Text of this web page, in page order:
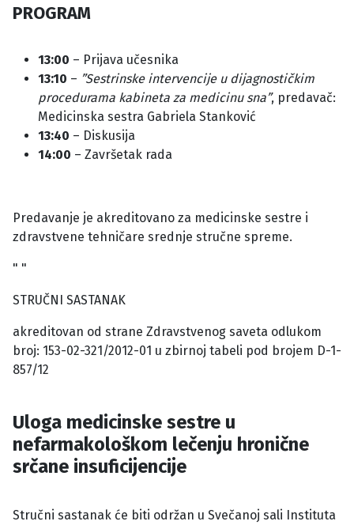
PROGRAM
13:00 – Prijava učesnika
13:10 – ”Sestrinske intervencije u dijagnostičkim
procedurama kabineta za medicinu sna”, predavač:
Medicinska sestra Gabriela Stanković
13:40 – Diskusija
14:00 – Završetak rada
Predavanje je akreditovano za medicinske sestre i
zdravstvene tehničare srednje stručne spreme.
" "
STRUČNI SASTANAK
akreditovan od strane Zdravstvenog saveta odlukom
broj: 153-02-321/2012-01 u zbirnoj tabeli pod brojem D-1-
857/12
Uloga medicinske sestre u
nefarmakološkom lečenju hronične
srčane insuficijencije
Stručni sastanak će biti održan u Svečanoj sali Instituta